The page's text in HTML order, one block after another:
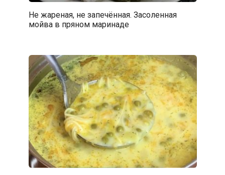
Не жареная, не запечённая. Засоленная
мойва в пряном маринаде